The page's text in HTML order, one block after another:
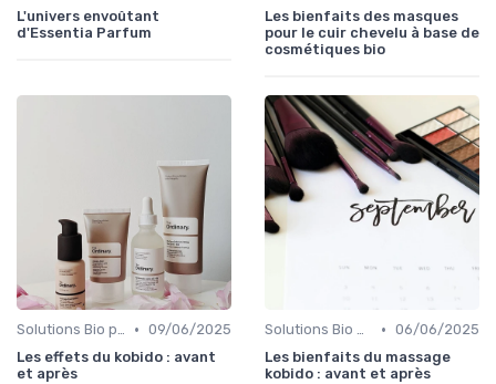
L'univers envoûtant
d'Essentia Parfum
Les bienfaits des masques
pour le cuir chevelu à base de
cosmétiques bio
Solutions Bio pour Problèmes de Peau • 09/06/2025
Les effets du kobido : avant
et après
Solutions Bio pour Problèmes de Peau • 06/06/2025
Les bienfaits du massage
kobido : avant et après